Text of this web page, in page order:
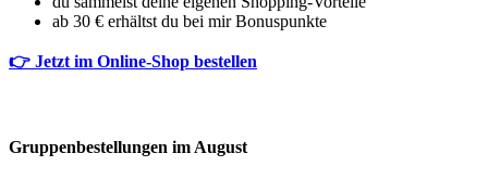
ab 30 € erhältst du bei mir Bonuspunkte
👉 Jetzt im Online-Shop bestellen
Gruppenbestellungen im August